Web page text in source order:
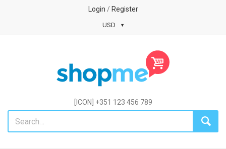
Login / Register
USD
[ICON] +351 123 456 789